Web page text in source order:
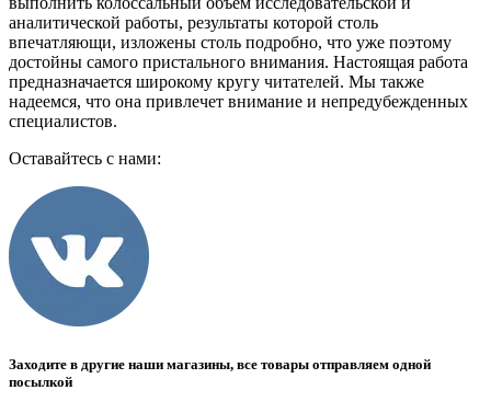
аналитической работы, результаты которой столь
впечатляющи, изложены столь подробно, что уже поэтому
достойны самого пристального внимания. Настоящая работа
предназначается широкому кругу читателей. Мы также
надеемся, что она привлечет внимание и непредубежденных
специалистов.
Оставайтесь с нами:
Заходите в другие наши магазины, все товары отправляем одной
посылкой